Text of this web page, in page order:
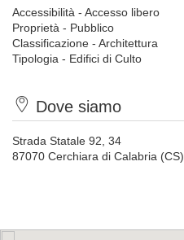
Accessibilità - Accesso libero
Proprietà - Pubblico
Classificazione - Architettura
Tipologia - Edifici di Culto
Dove siamo
Strada Statale 92, 34
87070 Cerchiara di Calabria (CS)